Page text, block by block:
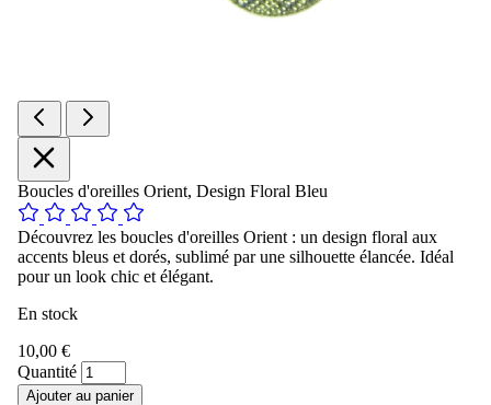
Boucles d'oreilles Orient, Design Floral Bleu
Découvrez les boucles d'oreilles Orient : un design floral aux
accents bleus et dorés, sublimé par une silhouette élancée. Idéal
pour un look chic et élégant.
En stock
10,00 €
Quantité
Ajouter au panier